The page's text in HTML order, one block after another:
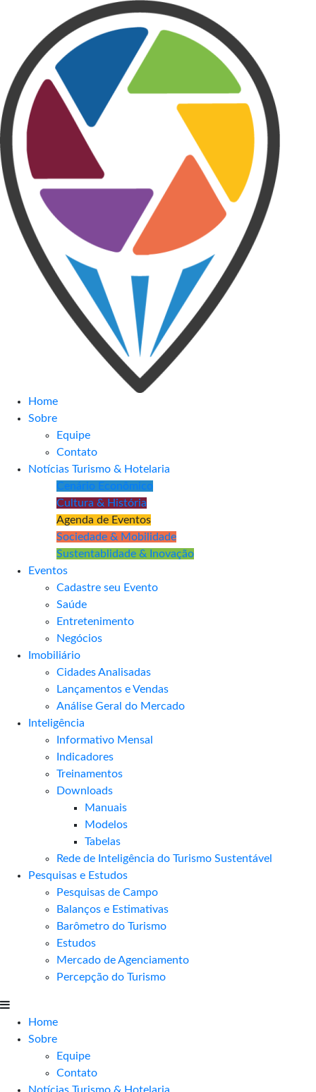
Home
Sobre
Equipe
Contato
Notícias Turismo & Hotelaria
Cenário Econômico
Cultura & História
Agenda de Eventos
Sociedade & Mobilidade
Sustentablidade & Inovação
Eventos
Cadastre seu Evento
Saúde
Entretenimento
Negócios
Imobiliário
Cidades Analisadas
Lançamentos e Vendas
Análise Geral do Mercado
Inteligência
Informativo Mensal​
Indicadores
Treinamentos
Downloads
Manuais
Modelos
Tabelas
Rede de Inteligência do Turismo Sustentável
Pesquisas e Estudos
Pesquisas de Campo
Balanços e Estimativas
Barômetro do Turismo
Estudos
Mercado de Agenciamento
Percepção do Turismo
Home
Sobre
Equipe
Contato